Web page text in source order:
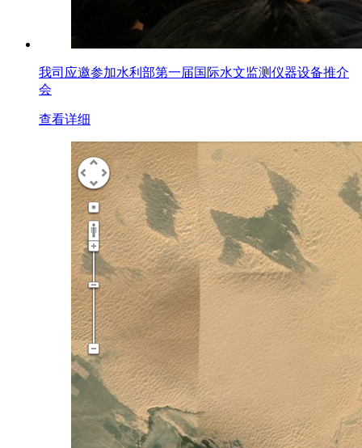
我司应邀参加水利部第一届国际水文监测仪器设备推介
会
查看详细